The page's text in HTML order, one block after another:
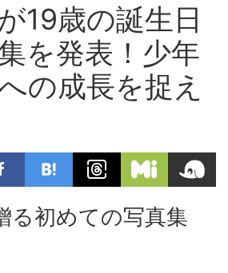
19歳の誕生日
を発表！少年
の成長を捉え
る初めての写真集